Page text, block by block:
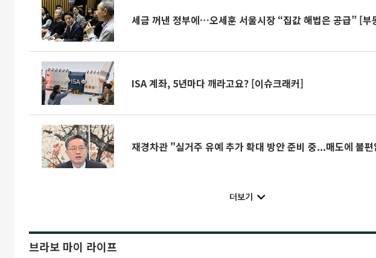
세금 꺼낸 정부에…오세훈 서울시장 “집값 해법은 공급” [부
ISA 계좌, 5년마다 깨라고요? [이슈크래커]
재경차관 "실거주 유예 추가 확대 방안 준비 중...매도에 불
더보기
브라보 마이 라이프